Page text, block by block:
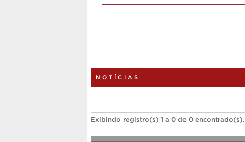
NOTÍCIAS
Exibindo registro(s) 1 a 0 de 0 encontrado(s).